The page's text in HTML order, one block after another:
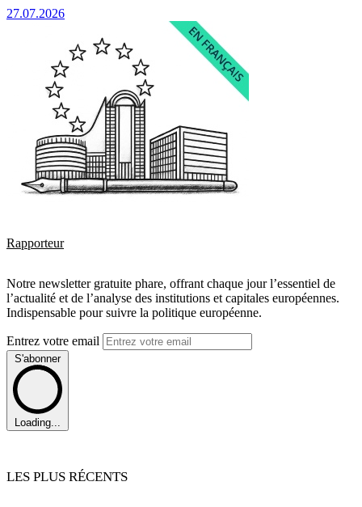
27.07.2026
Rapporteur
Notre newsletter gratuite phare, offrant chaque jour l’essentiel de
l’actualité et de l’analyse des institutions et capitales européennes.
Indispensable pour suivre la politique européenne.
Entrez votre email
S'abonner
Loading...
LES PLUS RÉCENTS